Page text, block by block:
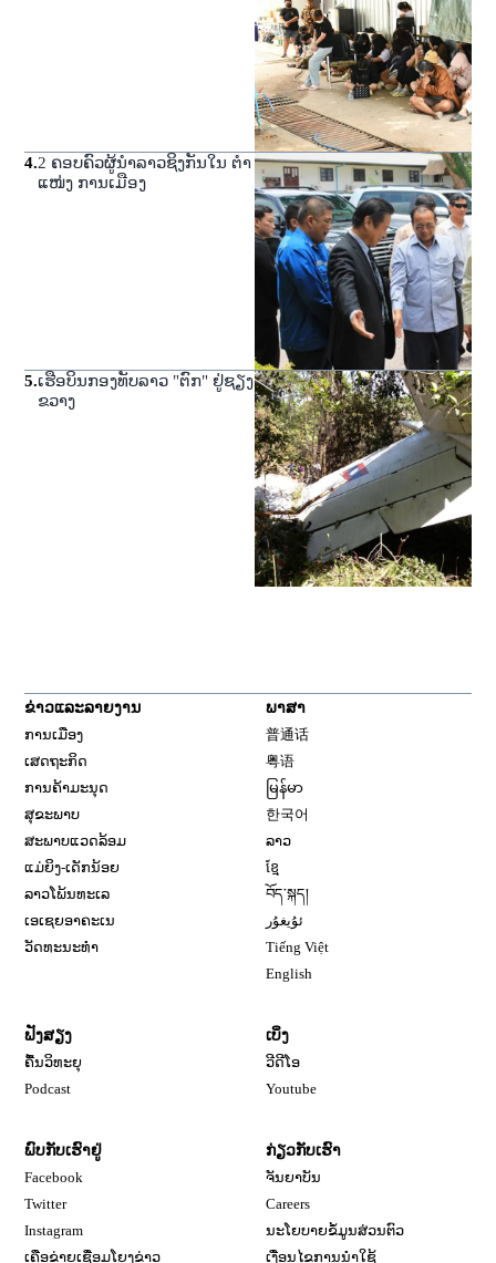
4.2 ຄອບຄົວຜູ້ນໍາລາວຊິງກັນໃນ ຕໍາ
ແໜ່ງ ການເມືອງ
5.ເຮືອບິນກອງທັບລາວ "ຕົກ" ຢູ່ຊຽງ
ຂວາງ
ຂ່າວແລະລາຍງານ
ການເມືອງ
ເສດຖະກິດ
ການຄ້າມະນຸດ
ສຸຂະພາບ
ສະພາບແວດລ້ອມ
ແມ່ຍິງ-ເດັກນ້ອຍ
ລາວໂພ້ນທະເລ
ເອເຊຍອາຄະເນ
ວັດທະນະທຳ
ພາສາ
普通话
粤语
မြန်မာ
한국어
ລາວ
ខ្មែ
བོད་སྐད།
ئۇيغۇر
Tiếng Việt
English
ຟັງສຽງ
ຄື້ນວິທະຍຸ
Podcast
ເບິ່ງ
ວີດີໂອ
Youtube
ພົບກັບເຮົາຢູ່
Facebook
TwitterOpens in new window
Instagram
ເຄືອຂ່າຍເຊື່ອມໂຍງຂ່າວ
ກ່ຽວກັບເຮົາ
ຈັນຍາບັນ
Careers
ນະໂຍບາຍຂໍ້ມູນສ່ວນຕົວ
ເງື່ອນໄຂການນໍາໃຊ້